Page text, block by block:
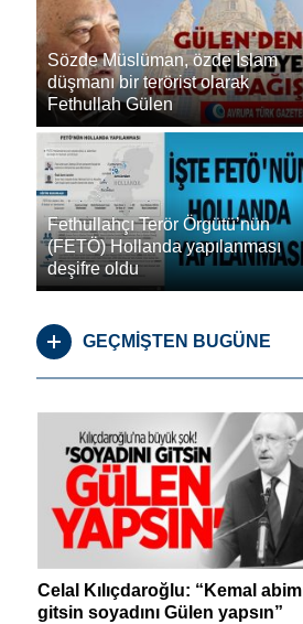
Sözde Müslüman, özde İslam
düşmanı bir terörist olarak
Fethullah Gülen
Fethullahçı Terör Örgütü’nün
(FETÖ) Hollanda yapılanması
deşifre oldu
GEÇMİŞTEN BUGÜNE
Celal Kılıçdaroğlu: “Kemal abim
gitsin soyadını Gülen yapsın”